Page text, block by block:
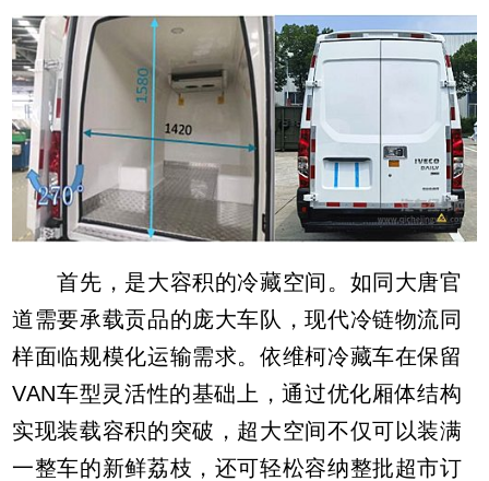
首先，是大容积的冷藏空间。如同大唐官
道需要承载贡品的庞大车队，现代冷链物流同
样面临规模化运输需求。依维柯冷藏车在保留
VAN车型灵活性的基础上，通过优化厢体结构
实现装载容积的突破，超大空间不仅可以装满
一整车的新鲜荔枝，还可轻松容纳整批超市订